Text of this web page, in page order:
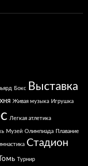
Бокс Выставка
Живая музыка Игрушка
Легкая атлетика
Музей Олимпиада Плавание
Стадион
Томь Турнир